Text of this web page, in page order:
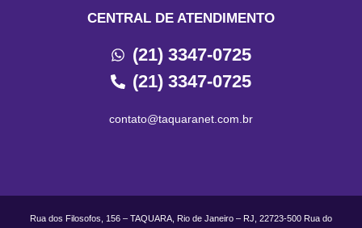
CENTRAL DE ATENDIMENTO
(21) 3347-0725
(21) 3347-0725
contato@taquaranet.com.br
Rua dos Filosofos, 156 – TAQUARA, Rio de Janeiro – RJ, 22723-500 Rua do